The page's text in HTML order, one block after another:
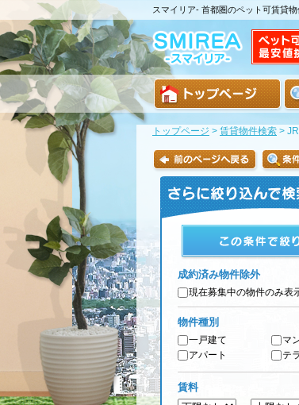
スマイリア- 首都圏のペット可賃貸
トップページ > 賃貸物件検索 >
成約済み物件除外
現在募集中の物件のみ表
物件種別
一戸建て
マ
アパート
テ
賃料